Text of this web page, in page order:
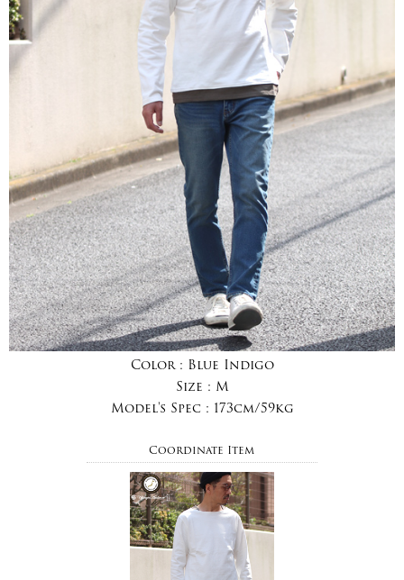
Color : Blue Indigo
Size : M
Model's Spec : 173cm/59kg
Coordinate Item